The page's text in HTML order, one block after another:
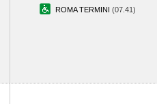
ROMA TERMINI (07.41)